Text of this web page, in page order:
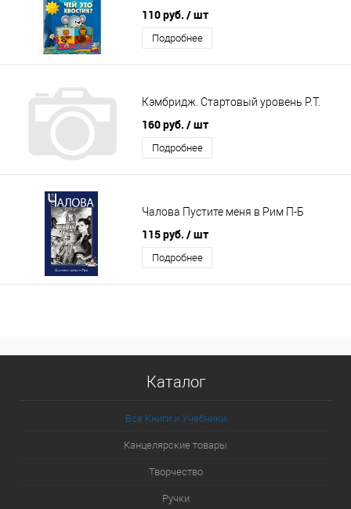
110 руб. / шт
Подробнее
Кэмбридж. Стартовый уровень Р.Т.
160 руб. / шт
Подробнее
Чалова Пустите меня в Рим П-Б
115 руб. / шт
Подробнее
Каталог
Все Книги и Учебники
Канцелярские товары
Творчество
Ручки